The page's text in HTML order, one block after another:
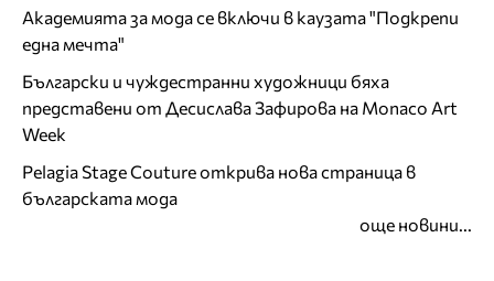
Академията за мода се включи в каузата "Подкрепи
една мечта"
Български и чуждестранни художници бяха
представени от Десислава Зафирова на Monaco Art
Week
Pelagia Stage Couture открива нова страница в
българската мода
още новини...